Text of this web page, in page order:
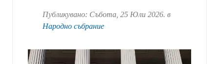
Публикувано: Събота, 25 Юли 2026. в
Народно събрание